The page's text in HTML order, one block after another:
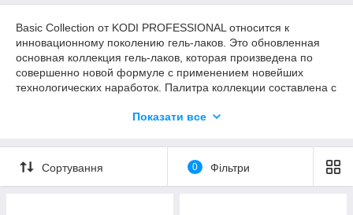
Basic Collection от KODI PROFESSIONAL относится к
инновационному поколению гель-лаков. Это обновленная
основная коллекция гель-лаков, которая произведена по
совершенно новой формуле с применением новейших
технологических наработок. Палитра коллекции составлена с
популярных оттенков. Коллекция разделена на серии
Гель-лаки характеризуются высокой плотностью покрытия в
2 слоя нанесения. Не полосят и не растекаются при
нанесении, после полимеризации не оставляют следов
Показати все
Сортування 0 Фільтри